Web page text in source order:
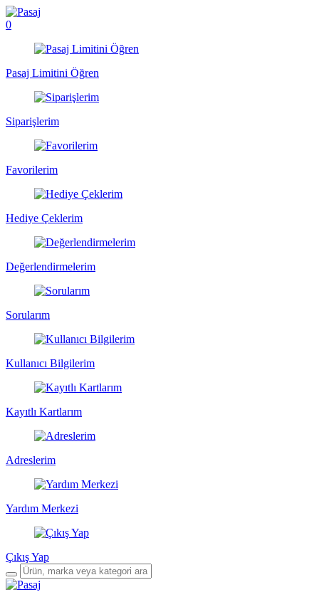
0
Pasaj Limitini Öğren
Siparişlerim
Favorilerim
Hediye Çeklerim
Değerlendirmelerim
Sorularım
Kullanıcı Bilgilerim
Kayıtlı Kartlarım
Adreslerim
Yardım Merkezi
Çıkış Yap